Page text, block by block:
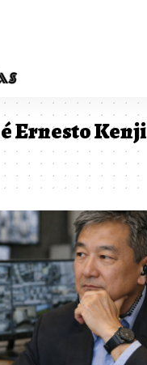
Ernesto Kenji